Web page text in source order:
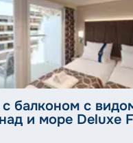
балконом с
и море Deluxe